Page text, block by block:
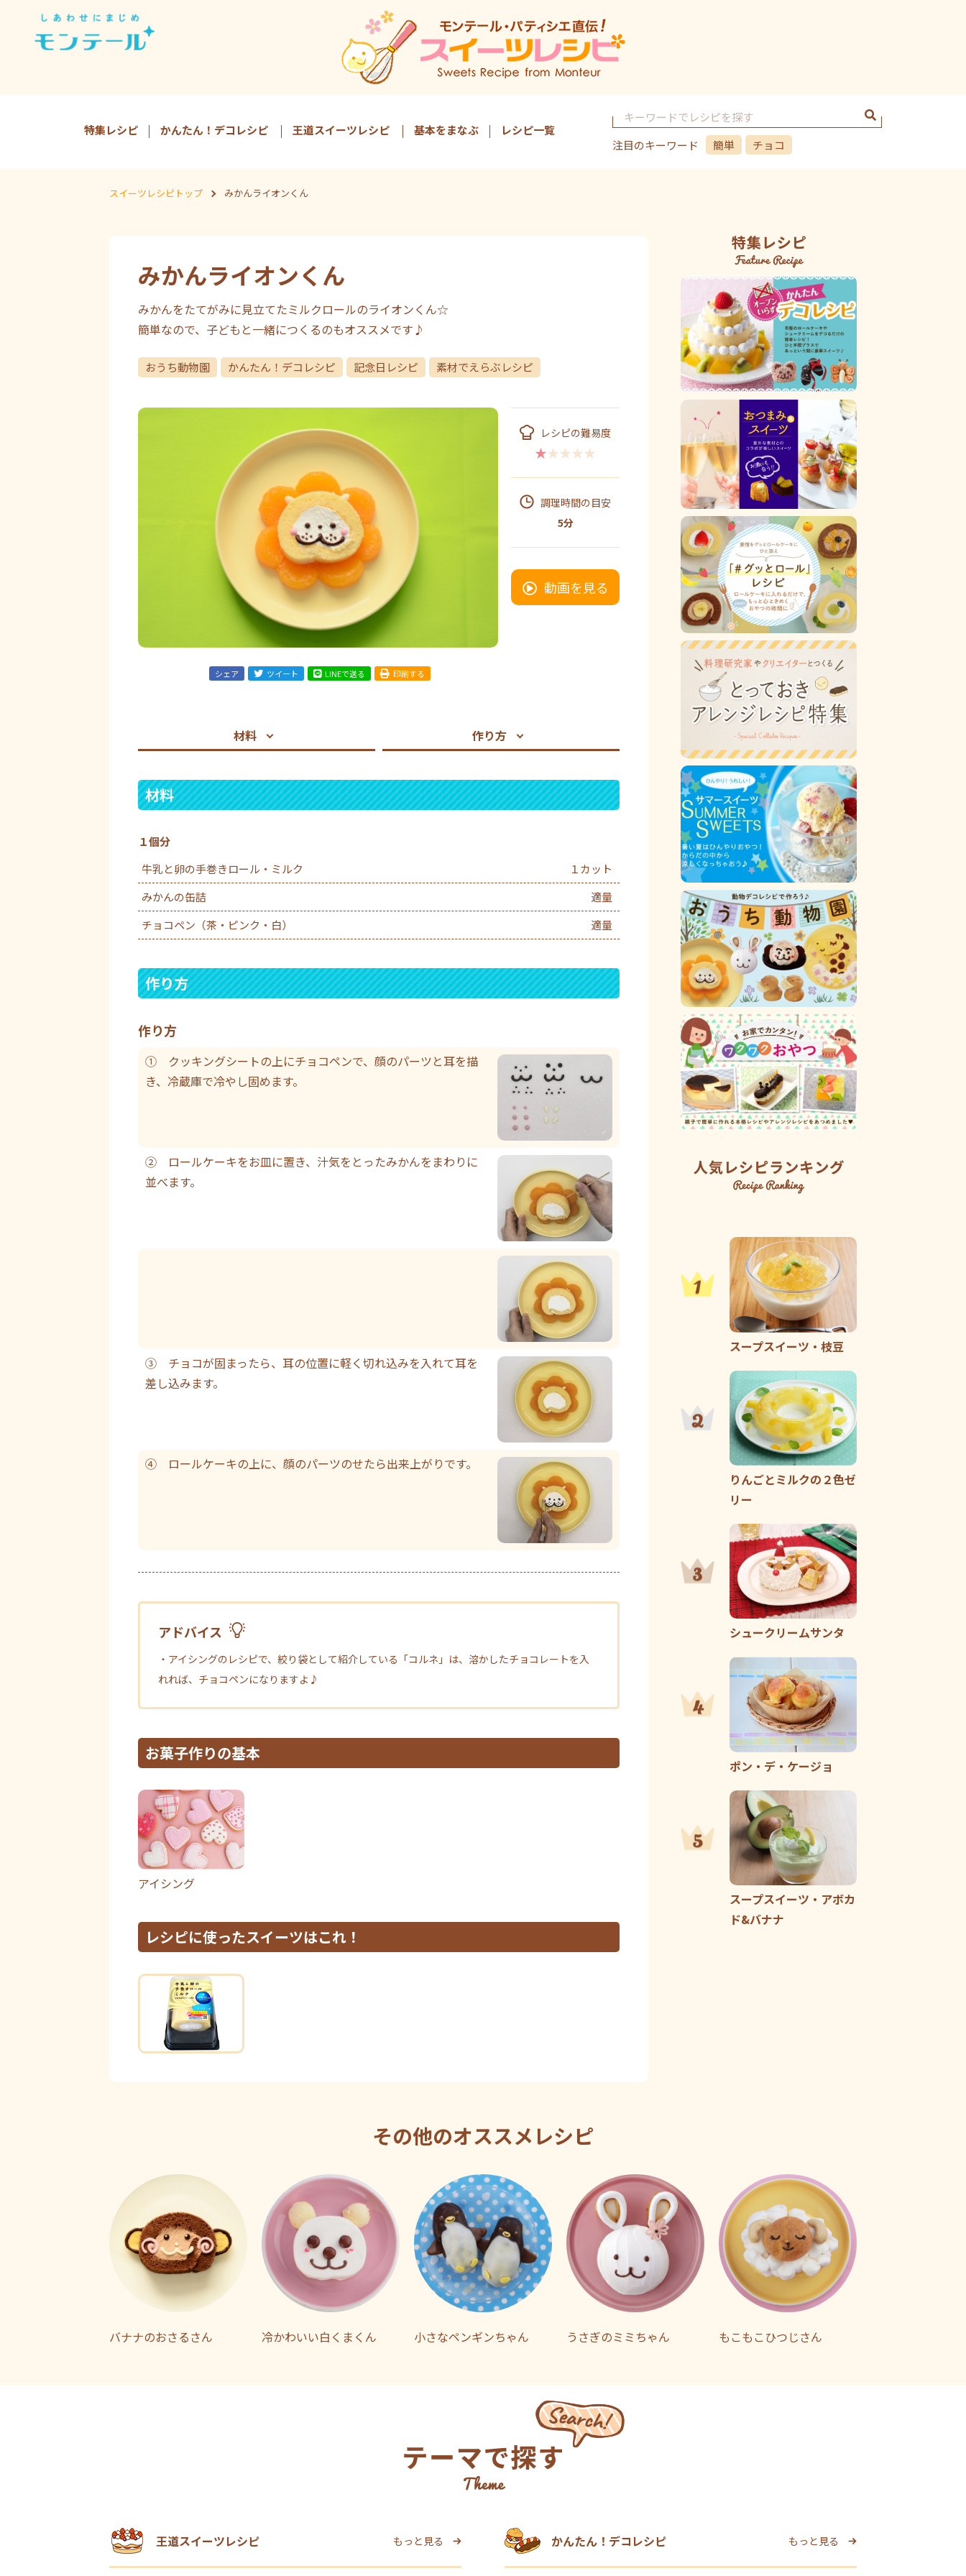
注目のキーワード 簡単
チョコ
特集レシピ かんたん！デコレシピ 王道スイーツレシピ 基本をまなぶ レシピ一覧
スイーツレシピトップ みかんライオンくん
みかんライオンくん
みかんをたてがみに見立てたミルクロールのライオンくん☆
簡単なので、子どもと一緒につくるのもオススメです♪
おうち動物園 かんたん！デコレシピ 記念日レシピ 素材でえらぶレシピ
シェア ツイート LINEで送る 印刷する
レシピの難易度
★★★★★
調理時間の目安
5分
動画を見る
材料 作り方
材料
１個分
牛乳と卵の手巻きロール・ミルク
１カット
みかんの缶詰
適量
チョコペン（茶・ピンク・白）
適量
作り方
作り方
① クッキングシートの上にチョコペンで、顔のパーツと耳を描
き、冷蔵庫で冷やし固めます。
② ロールケーキをお皿に置き、汁気をとったみかんをまわりに
並べます。
③ チョコが固まったら、耳の位置に軽く切れ込みを入れて耳を
差し込みます。
④ ロールケーキの上に、顔のパーツのせたら出来上がりです。
アドバイス
・アイシングのレシピで、絞り袋として紹介している「コルネ」は、溶かしたチョコレートを入
れれば、チョコペンになりますよ♪
お菓子作りの基本
アイシング
レシピに使ったスイーツはこれ！
スープスイーツ・枝豆
りんごとミルクの２色ゼ
リー
シュークリームサンタ
ポン・デ・ケージョ
スープスイーツ・アボカ
ド&バナナ
その他のオススメレシピ
バナナのおさるさん 冷かわいい白くまくん 小さなペンギンちゃん うさぎのミミちゃん もこもこひつじさん
王道スイーツレシピ もっと見る かんたん！デコレシピ もっと見る